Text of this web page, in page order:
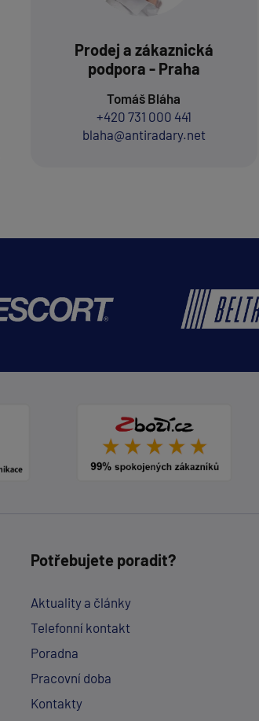
Prodej a zákaznická
podpora - Praha
Tomáš Bláha
+420 731 000 441
blaha@antiradary.net
Potřebujete poradit?
Aktuality a články
Telefonní kontakt
Poradna
Pracovní doba
Kontakty